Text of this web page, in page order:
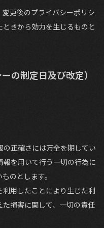
更後のプライバシーポリシ
きから効力を生じるものと
の制定日及び改定）
正確さには万全を期してい
を用いて行う一切の行為に
のとします。
用したことにより生じた利
損害に関して、一切の責任